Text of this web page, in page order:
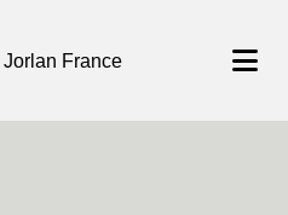
| Jorlan France